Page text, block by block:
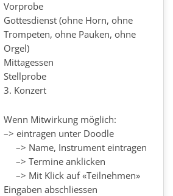
Vorprobe
Gottesdienst (ohne Horn, ohne
Trompeten, ohne Pauken, ohne
Orgel)
Mittagessen
Stellprobe
3. Konzert
Wenn Mitwirkung möglich:
–> eintragen unter Doodle
–> Name, Instrument eintragen
–> Termine anklicken
–> Mit Klick auf «Teilnehmen»
Eingaben abschliessen